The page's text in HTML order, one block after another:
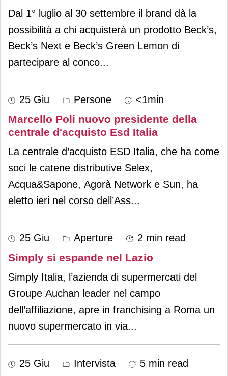
Dal 1° luglio al 30 settembre il brand dà la
possibilità a chi acquisterà un prodotto Beck’s,
Beck’s Next e Beck’s Green Lemon di
partecipare al conco...
25 Giu Persone <1min
Marcello Poli nuovo presidente della
centrale d'acquisto Esd Italia
La centrale d’acquisto ESD Italia, che ha come
soci le catene distributive Selex,
Acqua&Sapone, Agorà Network e Sun, ha
eletto ieri nel corso dell’Ass...
25 Giu Aperture 2 min read
Simply si espande nel Lazio
Simply Italia, l’azienda di supermercati del
Groupe Auchan leader nel campo
dell’affiliazione, apre in franchising a Roma un
nuovo supermercato in via...
25 Giu Intervista 5 min read